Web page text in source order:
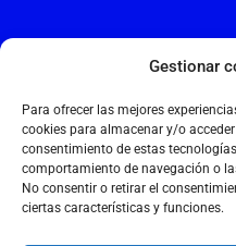
Gestionar
Para ofrecer las mejores
cookies para almacenar y/o
consentimiento de estas
comportamiento de navegación o
No consentir o retirar el
ciertas características y funciones.
b
o
k
A
p
dI
n
a
Calle Cantir, 12 – Nave
Polígono Industrial
08292 Esparreguera –
+34 934 397 038